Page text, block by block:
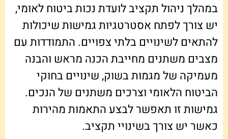
במהלך ניהול תקציב לועדת נכות ביטוח לאומי,
יש צורך לפתח אסטרטגיות גמישות שיכולות
להתאים לשינויים בלתי צפויים. התמודדות עם
מצבים משתנים מחייבת הכנה מראש והבנה
מעמיקה של מגמות בשוק, שינויים בחוקי
הביטוח הלאומי וצרכים משתנים של הנכים.
גמישות זו תאפשר לבצע התאמות מהירות
כאשר יש צורך בשינויי תקציב.